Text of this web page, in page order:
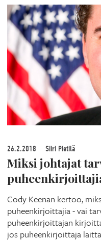
26.2.2018 Siiri Pietilä
Miksi johtajat
Cody Keenan kertoo,
puheenkirjoittajia - vai
puheenkirjoittajan
jos puheenkirjoittaja